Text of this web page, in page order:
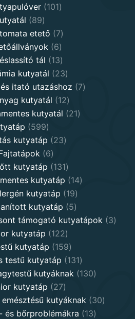
products
101101
8989
products
etető 77
products
66
products
tál 1313
products
kutyatál 2323
products
itató utazáshoz 77
kutyatál 1212
products
kutyatál 2121
599599
products
kutyatáp 2323
66
products
kutyatáp 131131
products
kutyatáp 1414
kutyatáp 1919
products
kutyatáp 55
products
támogató kutyatápok 33
kutyatáp 122122
products
kutyatáp 159159
products
testű kutyatáp 131131
products
kutyáknak 130130
kutyatáp 2727
products
kutyáknak 3030
és bőrproblémákra 1313